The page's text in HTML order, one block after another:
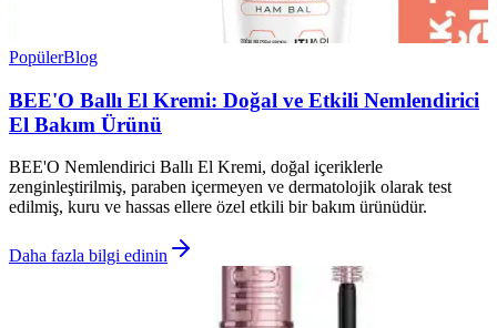
PopülerBlog
BEE'O Ballı El Kremi: Doğal ve Etkili Nemlendirici
El Bakım Ürünü
BEE'O Nemlendirici Ballı El Kremi, doğal içeriklerle
zenginleştirilmiş, paraben içermeyen ve dermatolojik olarak test
edilmiş, kuru ve hassas ellere özel etkili bir bakım ürünüdür.
Daha fazla bilgi edinin